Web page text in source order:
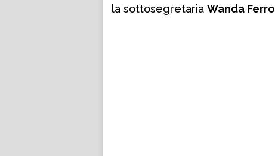
la sottosegretaria Wanda Ferro